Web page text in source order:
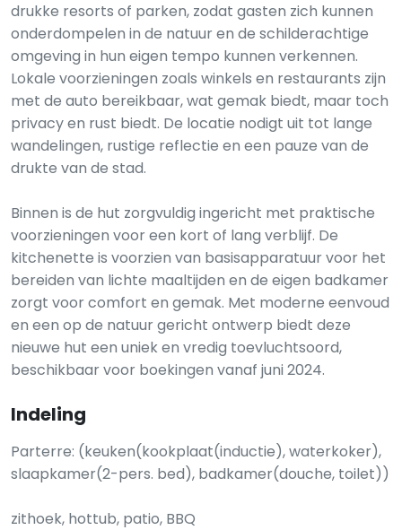
drukke resorts of parken, zodat gasten zich kunnen
onderdompelen in de natuur en de schilderachtige
omgeving in hun eigen tempo kunnen verkennen.
Lokale voorzieningen zoals winkels en restaurants zijn
met de auto bereikbaar, wat gemak biedt, maar toch
privacy en rust biedt. De locatie nodigt uit tot lange
wandelingen, rustige reflectie en een pauze van de
drukte van de stad.
Binnen is de hut zorgvuldig ingericht met praktische
voorzieningen voor een kort of lang verblijf. De
kitchenette is voorzien van basisapparatuur voor het
bereiden van lichte maaltijden en de eigen badkamer
zorgt voor comfort en gemak. Met moderne eenvoud
en een op de natuur gericht ontwerp biedt deze
nieuwe hut een uniek en vredig toevluchtsoord,
beschikbaar voor boekingen vanaf juni 2024.
Indeling
Parterre: (keuken(kookplaat(inductie), waterkoker),
slaapkamer(2-pers. bed), badkamer(douche, toilet))
zithoek, hottub, patio, BBQ